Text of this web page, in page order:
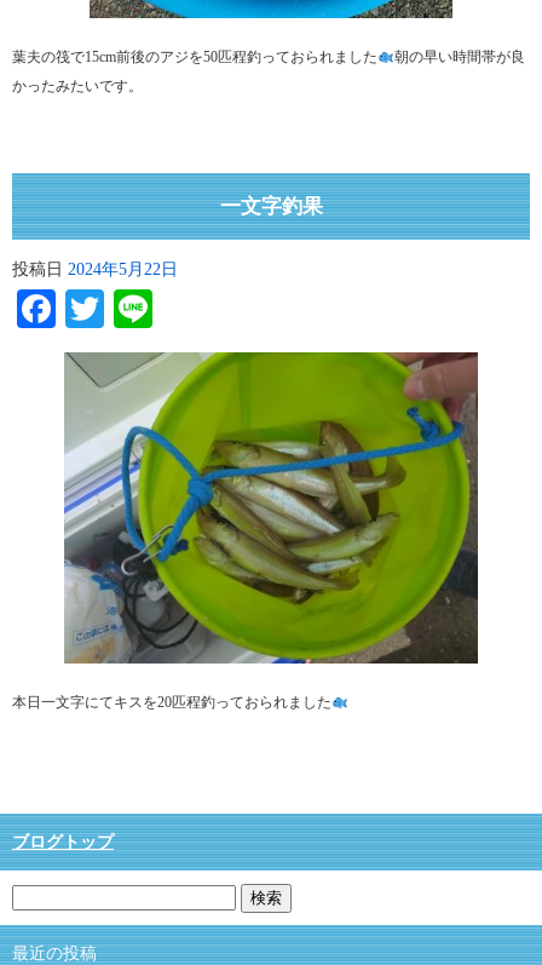
葉夫の筏で15cm前後のアジを50匹程釣っておられました
朝の早い時間帯が良
かったみたいです。
一文字釣果
投稿日 2024年5月22日
Facebook
Twitter
本日一文字にてキスを20匹程釣っておられました
ブログトップ
最近の投稿